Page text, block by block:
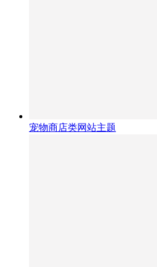
宠物商店类网站主题